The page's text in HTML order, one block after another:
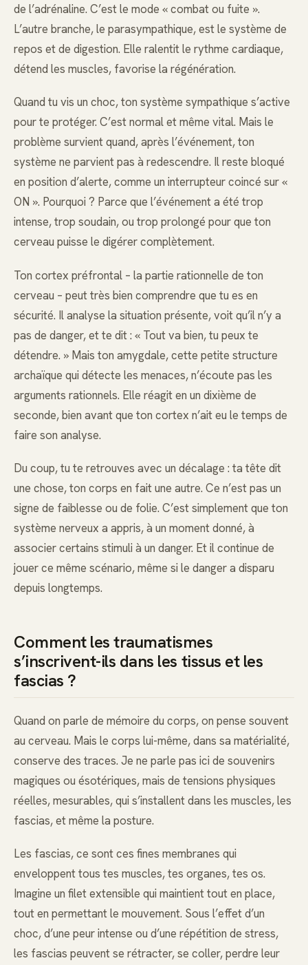
de l’adrénaline. C’est le mode « combat ou fuite ».
L’autre branche, le parasympathique, est le système de
repos et de digestion. Elle ralentit le rythme cardiaque,
détend les muscles, favorise la régénération.
Quand tu vis un choc, ton système sympathique s’active
pour te protéger. C’est normal et même vital. Mais le
problème survient quand, après l’événement, ton
système ne parvient pas à redescendre. Il reste bloqué
en position d’alerte, comme un interrupteur coincé sur «
ON ». Pourquoi ? Parce que l’événement a été trop
intense, trop soudain, ou trop prolongé pour que ton
cerveau puisse le digérer complètement.
Ton cortex préfrontal – la partie rationnelle de ton
cerveau – peut très bien comprendre que tu es en
sécurité. Il analyse la situation présente, voit qu’il n’y a
pas de danger, et te dit : « Tout va bien, tu peux te
détendre. » Mais ton amygdale, cette petite structure
archaïque qui détecte les menaces, n’écoute pas les
arguments rationnels. Elle réagit en un dixième de
seconde, bien avant que ton cortex n’ait eu le temps de
faire son analyse.
Du coup, tu te retrouves avec un décalage : ta tête dit
une chose, ton corps en fait une autre. Ce n’est pas un
signe de faiblesse ou de folie. C’est simplement que ton
système nerveux a appris, à un moment donné, à
associer certains stimuli à un danger. Et il continue de
jouer ce même scénario, même si le danger a disparu
depuis longtemps.
Comment les traumatismes
s’inscrivent-ils dans les tissus et les
fascias ?
Quand on parle de mémoire du corps, on pense souvent
au cerveau. Mais le corps lui-même, dans sa matérialité,
conserve des traces. Je ne parle pas ici de souvenirs
magiques ou ésotériques, mais de tensions physiques
réelles, mesurables, qui s’installent dans les muscles, les
fascias, et même la posture.
Les fascias, ce sont ces fines membranes qui
enveloppent tous tes muscles, tes organes, tes os.
Imagine un filet extensible qui maintient tout en place,
tout en permettant le mouvement. Sous l’effet d’un
choc, d’une peur intense ou d’une répétition de stress,
les fascias peuvent se rétracter, se coller, perdre leur